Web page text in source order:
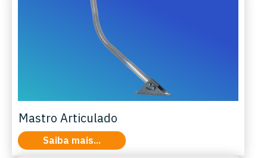
Mastro Articulado
Saiba mais...